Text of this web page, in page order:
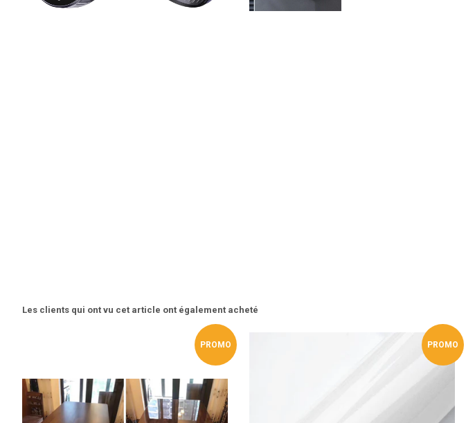
Les clients qui ont vu cet article ont également acheté
PROMO PROMO